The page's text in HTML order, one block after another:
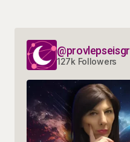
@provlepseisgr
127k Followers